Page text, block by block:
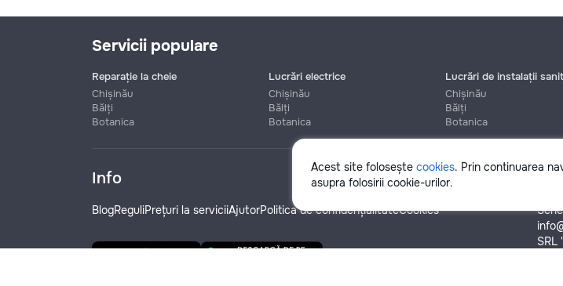
Acest site folosește cookies. Prin continuarea
asupra folosirii cookie-urilor.
Servicii populare
Reparație la cheie
Chișinău
Bălți
Botanica
Lucrări electrice
Chișinău
Bălți
Botanica
Lucrări de instalații
Chișinău
Bălți
Botanica
Info
BlogReguliPrețuri la serviciiAjutorPolitica de confidențialitateCookies
SRL